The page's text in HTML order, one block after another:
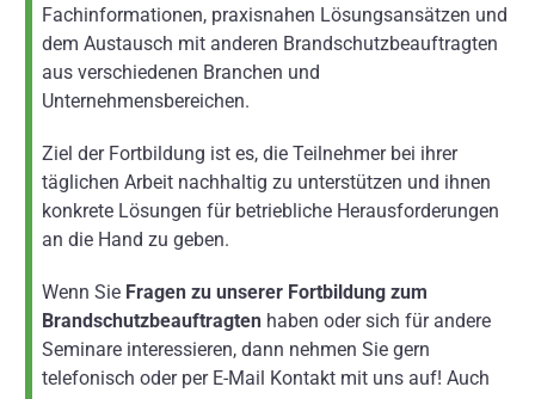
Fachinformationen, praxisnahen Lösungsansätzen und
dem Austausch mit anderen Brandschutzbeauftragten
aus verschiedenen Branchen und
Unternehmensbereichen.
Ziel der Fortbildung ist es, die Teilnehmer bei ihrer
täglichen Arbeit nachhaltig zu unterstützen und ihnen
konkrete Lösungen für betriebliche Herausforderungen
an die Hand zu geben.
Wenn Sie Fragen zu unserer Fortbildung zum
Brandschutzbeauftragten haben oder sich für andere
Seminare interessieren, dann nehmen Sie gern
telefonisch oder per E-Mail Kontakt mit uns auf! Auch